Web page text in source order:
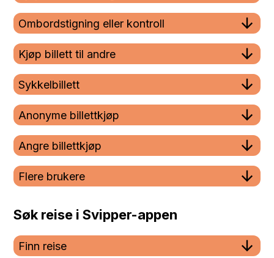
Ombordstigning eller kontroll
Kjøp billett til andre
Sykkelbillett
Anonyme billettkjøp
Angre billettkjøp
Flere brukere
Søk reise i Svipper-appen
Finn reise